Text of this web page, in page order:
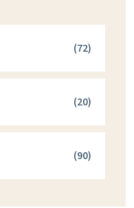
(72)
(20)
(90)